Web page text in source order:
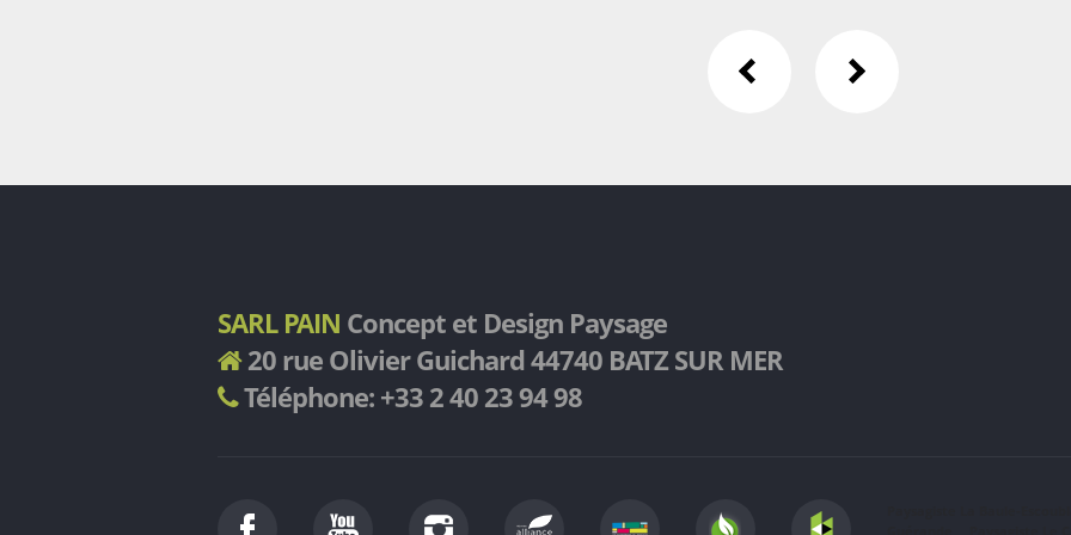
SARL PAIN Concept et Design Paysage
20 rue Olivier Guichard 44740 BATZ SUR MER
Téléphone: +33 2 40 23 94 98